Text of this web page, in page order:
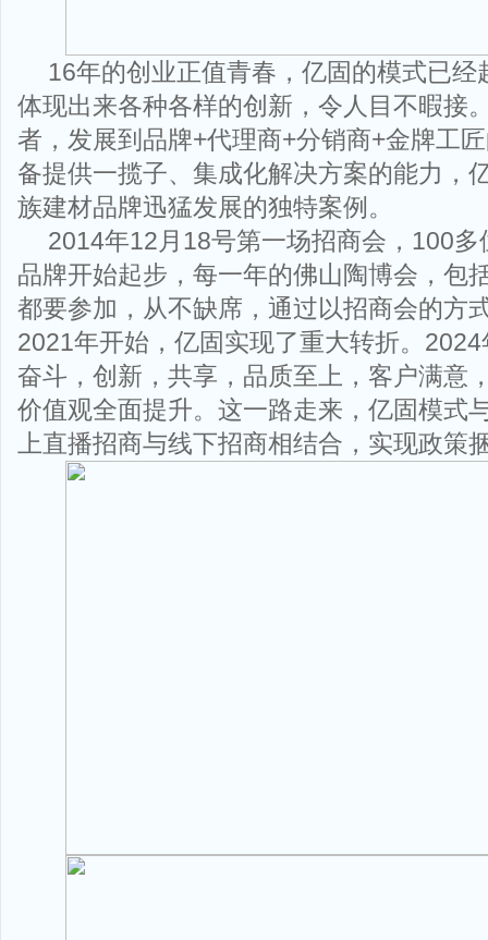
16年的创业正值青春，亿固的模式已经
体现出来各种各样的创新，令人目不暇接
者，发展到品牌+代理商+分销商+金牌工
备提供一揽子、集成化解决方案的能力，
族建材品牌迅猛发展的独特案例。
2014年12月18号第一场招商会，100
品牌开始起步，每一年的佛山陶博会，包
都要参加，从不缺席，通过以招商会的方
2021年开始，亿固实现了重大转折。
奋斗，创新，共享，品质至上，客户满意
价值观全面提升。这一路走来，亿固模式
上直播招商与线下招商相结合，实现政策